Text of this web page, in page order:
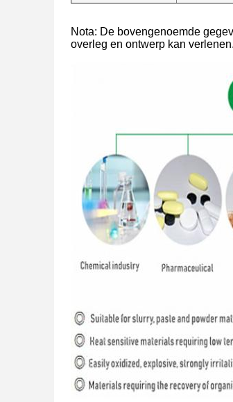
Nota: De bovengenoemde
overleg en ontwerp kan verlenen.